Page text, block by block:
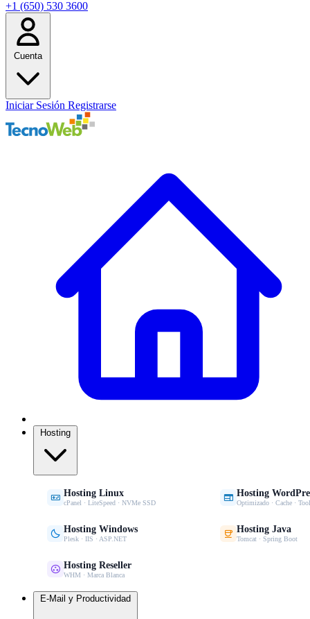
+1 (650) 530 3600
Cuenta
Iniciar Sesión Registrarse
Hosting
 Hosting Linux
cPanel · LiteSpeed · NVMe SSD  Hosting
Optimizado · Cache ·
 Hosting Windows
Plesk · IIS · ASP.NET  Hosting Java
Tomcat · Spring Boot
 Hosting Reseller
WHM · Marca Blanca
E-Mail y Productividad